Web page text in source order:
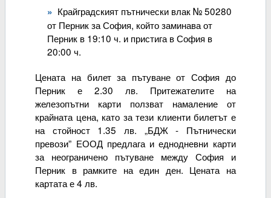
Крайградският пътнически влак № 50280
от Перник за София, който заминава от
Перник в 19:10 ч. и пристига в София в
20:00 ч.
Цената на билет за пътуване от София до
Перник е 2.30 лв. Притежателите на
железопътни карти ползват намаление от
крайната цена, като за тези клиенти билетът е
на стойност 1.35 лв. „БДЖ - Пътнически
превози” ЕООД предлага и еднодневни карти
за неограничено пътуване между София и
Перник в рамките на един ден. Цената на
картата е 4 лв.